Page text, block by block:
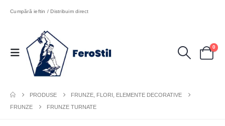
Cumpără ieftin / Distribuim direct
0
PRODUSE
FRUNZE, FLORI, ELEMENTE DECORATIVE
FRUNZE
FRUNZE TURNATE